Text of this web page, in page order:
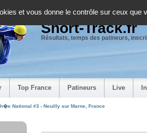
et vous donne le contrôle sur ceux que
Short-Track.fr
Résultats, temps des patineurs,
Top France Patineurs Live
National #3 - Neuilly sur Marne, France